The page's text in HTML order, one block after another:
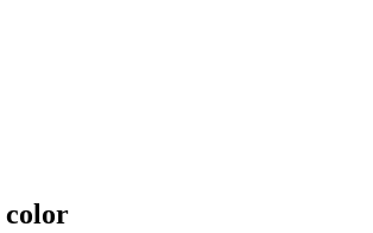
color